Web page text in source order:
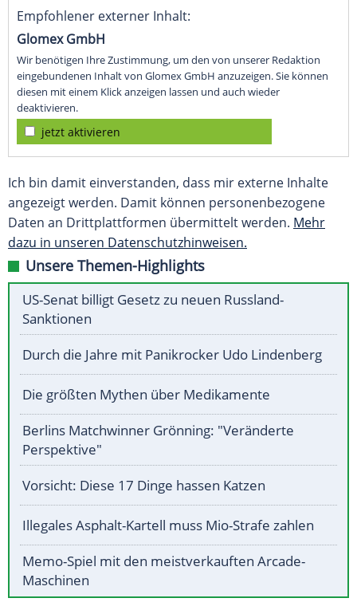
Empfohlener externer Inhalt:
Glomex GmbH
Wir benötigen Ihre Zustimmung, um den von unserer Redaktion
eingebundenen Inhalt von Glomex GmbH anzuzeigen. Sie können
diesen mit einem Klick anzeigen lassen und auch wieder
deaktivieren.
jetzt aktivieren
Ich bin damit einverstanden, dass mir externe Inhalte
angezeigt werden. Damit können personenbezogene
Daten an Drittplattformen übermittelt werden. Mehr
dazu in unseren Datenschutzhinweisen.
Unsere Themen-Highlights
US-Senat billigt Gesetz zu neuen Russland-
Sanktionen
Durch die Jahre mit Panikrocker Udo Lindenberg
Die größten Mythen über Medikamente
Berlins Matchwinner Grönning: "Veränderte
Perspektive"
Vorsicht: Diese 17 Dinge hassen Katzen
Illegales Asphalt-Kartell muss Mio-Strafe zahlen
Memo-Spiel mit den meistverkauften Arcade-
Maschinen